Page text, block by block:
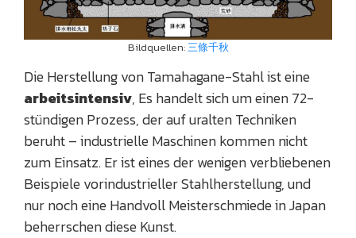
Bildquellen:三條千秋
Die Herstellung von Tamahagane-Stahl ist eine
arbeitsintensiv, Es handelt sich um einen 72-
stündigen Prozess, der auf uralten Techniken
beruht – industrielle Maschinen kommen nicht
zum Einsatz. Er ist eines der wenigen verbliebenen
Beispiele vorindustrieller Stahlherstellung, und
nur noch eine Handvoll Meisterschmiede in Japan
beherrschen diese Kunst.